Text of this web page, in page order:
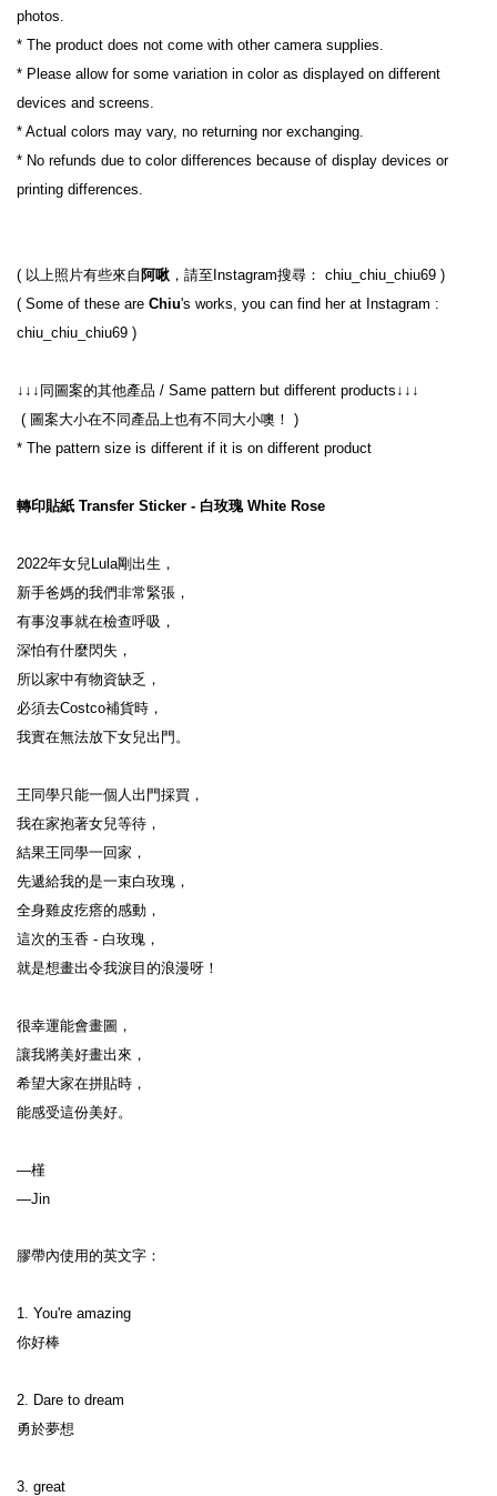
photos.
* The product does not come with other camera supplies.
* Please allow for some variation in color as displayed on different
devices and screens.
* Actual colors may vary, no returning nor exchanging.
* No refunds due to color differences because of display devices or
printing differences.
( 以上照片有些來自 阿啾 ，請至Instagram搜尋： chiu_chiu_chiu69 )
( Some of these are Chiu's works, you can find her at Instagram :
chiu_chiu_chiu69 )
↓↓↓同圖案的其他產品 / Same pattern but different products↓↓↓
( 圖案大小在不同產品上也有不同大小噢！ )
* The pattern size is different if it is on different product
轉印貼紙 Transfer Sticker - 白玫瑰 White Rose
2022年女兒Lula剛出生，
新手爸媽的我們非常緊張，
有事沒事就在檢查呼吸，
深怕有什麼閃失，
所以家中有物資缺乏，
必須去Costco補貨時，
我實在無法放下女兒出門。
王同學只能一個人出門採買，
我在家抱著女兒等待，
結果王同學一回家，
先遞給我的是一束白玫瑰，
全身雞皮疙瘩的感動，
這次的玉香 - 白玫瑰，
就是想畫出令我淚目的浪漫呀！
很幸運能會畫圖，
讓我將美好畫出來，
希望大家在拼貼時，
能感受這份美好。
—槿
—Jin
膠帶內使用的英文字：
1. You're amazing
你好棒
2. Dare to dream
勇於夢想
3. great